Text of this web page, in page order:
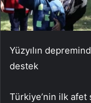
Yüzyılın
destek
Türkiye’nin ilk afet